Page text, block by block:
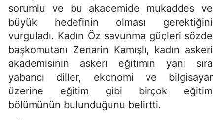
sorumlu ve bu akademide mukaddes ve
büyük hedefinin olması gerektiğini
vurguladı. Kadın Öz savunma güçleri sözde
başkomutanı Zenarin Kamışlı, kadın askeri
akademisinin askeri eğitimin yanı sıra
yabancı diller, ekonomi ve bilgisayar
üzerine eğitim gibi birçok eğitim
bölümünün bulunduğunu belirtti.